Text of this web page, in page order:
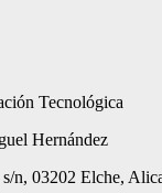
Tecnológica
Hernández
n, 03202 Elche,